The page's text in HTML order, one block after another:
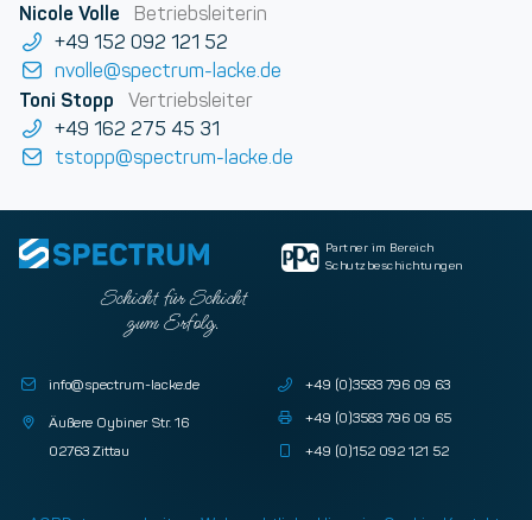
Nicole Volle
Betriebsleiterin
+49 152 092 121 52
nvolle@spectrum-lacke.de
Toni Stopp
Vertriebsleiter
+49 162 275 45 31
tstopp@spectrum-lacke.de
Schicht für Schicht
zum Erfolg.
Partner im Bereich
Schutzbeschichtungen
info@spectrum-lacke.de
Äußere Oybiner Str. 16
02763 Zittau
+49 (0)3583 796 09 63
+49 (0)3583 796 09 65
+49 (0)152 092 121 52